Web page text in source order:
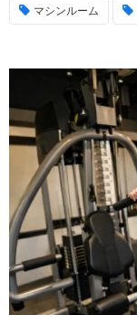
マシンルーム